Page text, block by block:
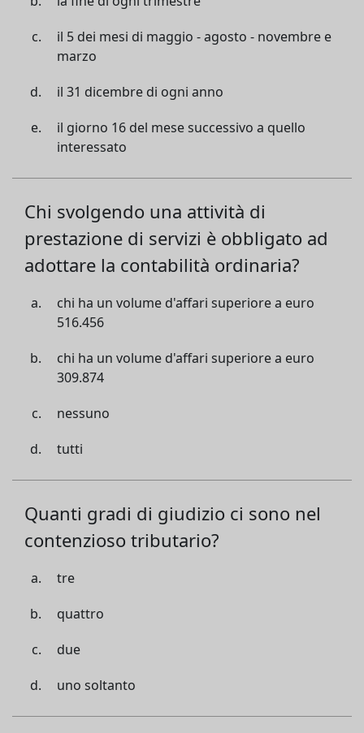
il 5 dei mesi di maggio - agosto - novembre e
marzo
il 31 dicembre di ogni anno
il giorno 16 del mese successivo a quello
interessato
Chi svolgendo una attività di
prestazione di servizi è obbligato ad
adottare la contabilità ordinaria?
chi ha un volume d'affari superiore a euro
516.456
chi ha un volume d'affari superiore a euro
309.874
nessuno
tutti
Quanti gradi di giudizio ci sono nel
contenzioso tributario?
tre
quattro
due
uno soltanto